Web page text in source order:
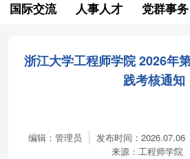
国际交流
人事人才 党群事务
浙江大学工程师学院 2026年
践考核通知
编辑：管理员 发布时间：2026.07.06
来源：工程师学院